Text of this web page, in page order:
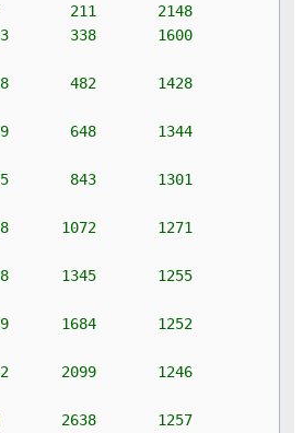
211 2148
338 1600
482 1428
648 1344
843 1301
1072 1271
1345 1255
1684 1252
2099 1246
2638 1257